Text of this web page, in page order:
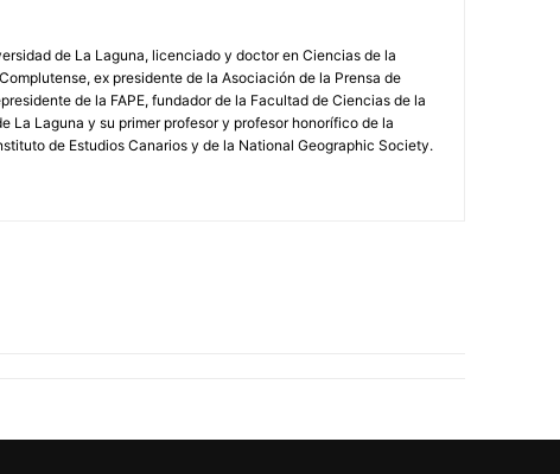
de La Laguna, licenciado y doctor en Ciencias de la
ex presidente de la Asociación de la Prensa de
de la FAPE, fundador de la Facultad de Ciencias de la
La Laguna y su primer profesor y profesor honorífico de la
de Estudios Canarios y de la National Geographic Society.